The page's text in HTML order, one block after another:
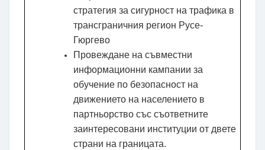
стратегия за сигурност на трафика в
трансграничния регион Русе-
Гюргево
Провеждане на съвместни
информационни кампании за
обучение по безопасност на
движението на населението в
партньорство със съответните
заинтересовани институции от двете
страни на границата.